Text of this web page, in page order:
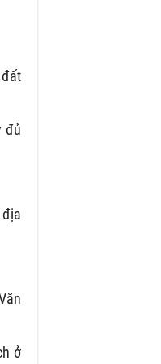
đủ
ở